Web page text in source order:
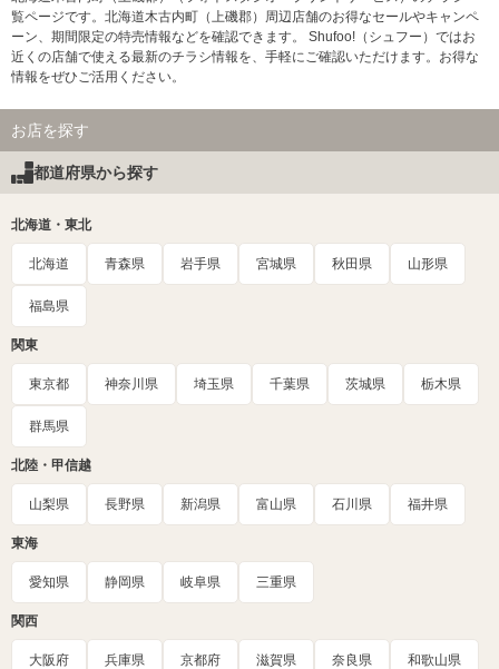
覧ページです。北海道木古内町（上磯郡）周辺店舗のお得なセールやキャンペ
ーン、期間限定の特売情報などを確認できます。 Shufoo!（シュフー）ではお
近くの店舗で使える最新のチラシ情報を、手軽にご確認いただけます。お得な
情報をぜひご活用ください。
お店を探す
都道府県から探す
北海道・東北
北海道 青森県 岩手県 宮城県 秋田県 山形県
福島県
関東
東京都 神奈川県 埼玉県 千葉県 茨城県 栃木県
群馬県
北陸・甲信越
山梨県 長野県 新潟県 富山県 石川県 福井県
東海
愛知県 静岡県 岐阜県 三重県
関西
大阪府 兵庫県 京都府 滋賀県 奈良県 和歌山県